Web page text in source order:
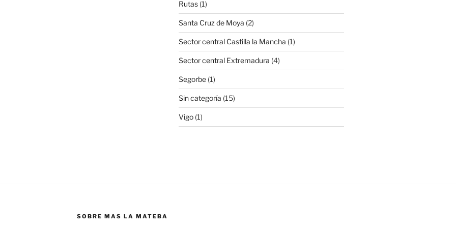
Rutas(1)
Santa Cruz de Moya (2)
Sector central Castilla la Mancha (1)
Sector central Extremadura (4)
Segorbe(1)
Sin categoría (15)
Vigo(1)
SOBRE MAS LA MATEBA